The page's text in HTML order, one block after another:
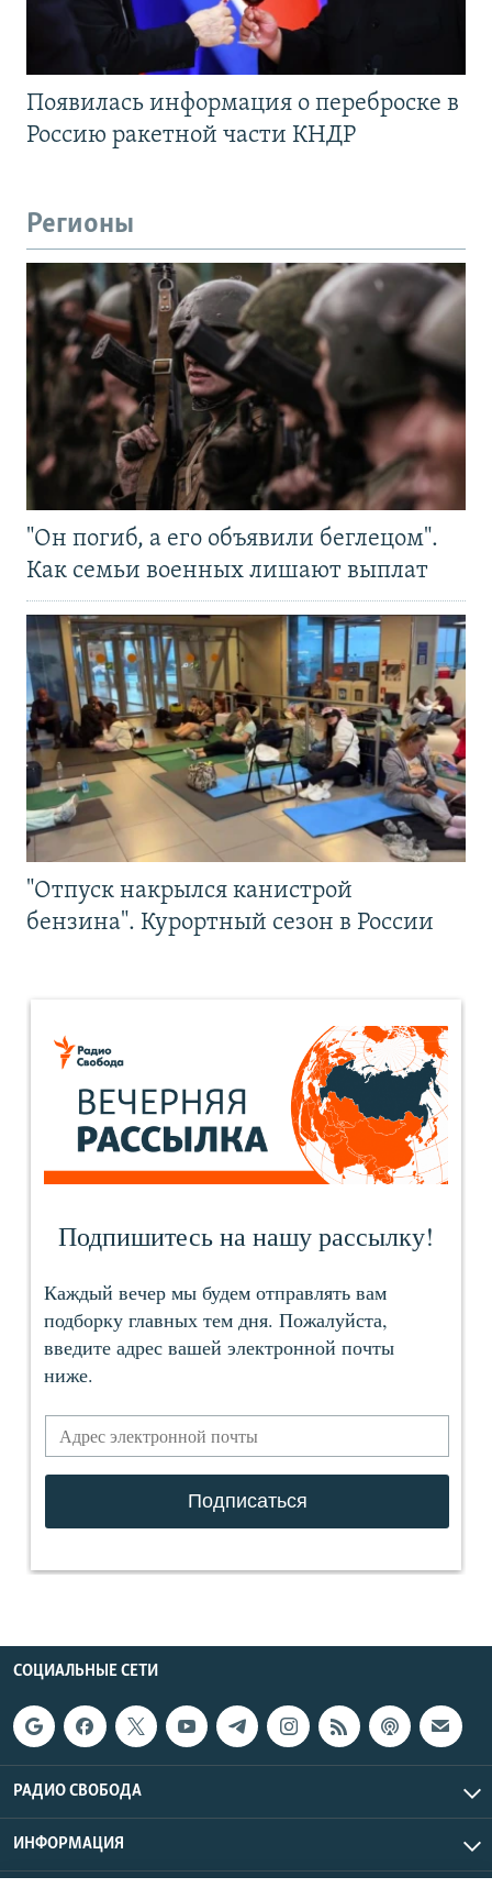
Появилась информация о переброске в
Россию ракетной части КНДР
Регионы
"Он погиб, а его объявили беглецом".
Как семьи военных лишают выплат
"Отпуск накрылся канистрой
бензина". Курортный сезон в России
СОЦИАЛЬНЫЕ СЕТИ
РАДИО СВОБОДА
ИНФОРМАЦИЯ